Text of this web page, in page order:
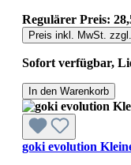
Regulärer Preis:
Preis inkl. MwSt.
Sofort verfügbar,
In den Warenkorb
goki evolution